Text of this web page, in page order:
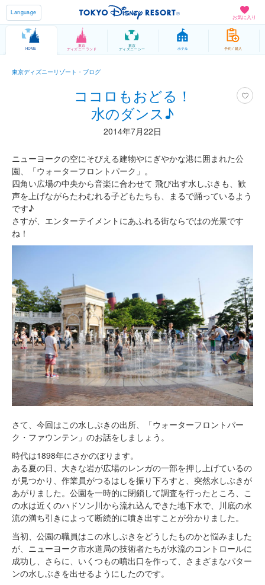
お気に入り
Language
HOME
東京
ディズニーランド
東京
ディズニーシー ホテル 予約 / 購入
東京ディズニーリゾート・ブログ
ココロもおどる！
水のダンス♪
2014年7月22日
ニューヨークの空にそびえる建物やにぎやかな港に囲まれた公
園、「ウォーターフロントパーク」。
四角い広場の中央から音楽に合わせて 飛び出す水しぶきも、歓
声を上げながらたわむれる子どもたちも、まるで踊っているよう
です♪
さすが、エンターテイメントにあふれる街ならではの光景です
ね！
さて、今回はこの水しぶきの出所、「ウォーターフロントパー
ク・ファウンテン」のお話をしましょう。
時代は1898年にさかのぼります。
ある夏の日、大きな岩が広場のレンガの一部を押し上げているの
が見つかり、作業員がつるはしを振り下ろすと、突然水しぶきが
あがりました。公園を一時的に閉鎖して調査を行ったところ、こ
の水は近くのハドソン川から流れ込んできた地下水で、川底の水
流の満ち引きによって断続的に噴き出すことが分かりました。
当初、公園の職員はこの水しぶきをどうしたものかと悩みました
が、ニューヨーク市水道局の技術者たちが水流のコントロールに
成功し、さらに、いくつもの噴出口を作って、さまざまなパター
ンの水しぶきを出せるようにしたのです。